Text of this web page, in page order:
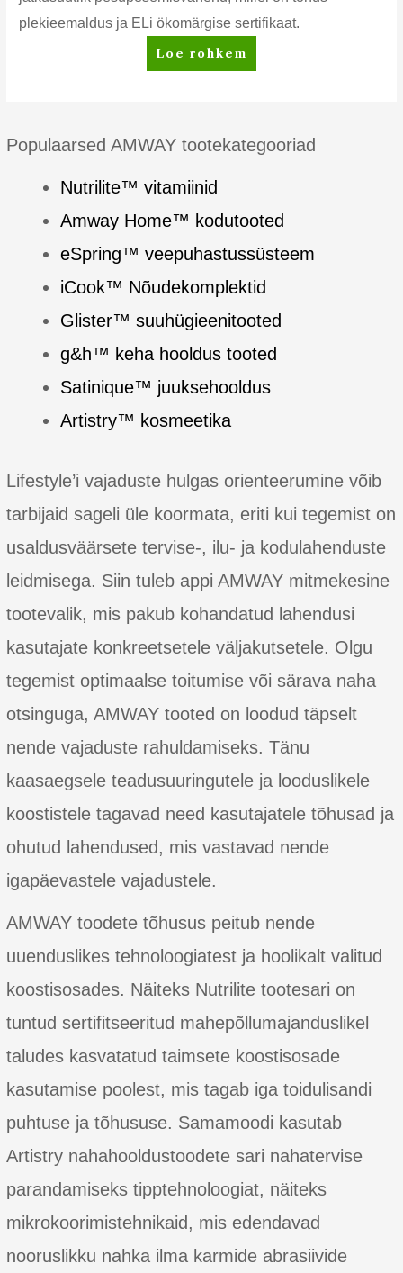
plekieemaldus ja ELi ökomärgise sertifikaat.
SA8™
Esmaklassiline
Loe rohkem
Populaarsed AMWAY tootekategooriad
Nutrilite™ vitamiinid
Amway Home™ kodutooted
eSpring™ veepuhastussüsteem
iCook™ Nõudekomplektid
Glister™ suuhügieenitooted
g&h™ keha hooldus tooted
Satinique™ juuksehooldus
Artistry™ kosmeetika
Lifestyle’i vajaduste hulgas orienteerumine võib
tarbijaid sageli üle koormata, eriti kui tegemist on
usaldusväärsete tervise-, ilu- ja kodulahenduste
leidmisega. Siin tuleb appi AMWAY mitmekesine
tootevalik, mis pakub kohandatud lahendusi
kasutajate konkreetsetele väljakutsetele. Olgu
tegemist optimaalse toitumise või särava naha
otsinguga, AMWAY tooted on loodud täpselt
nende vajaduste rahuldamiseks. Tänu
kaasaegsele teadusuuringutele ja looduslikele
koostistele tagavad need kasutajatele tõhusad ja
ohutud lahendused, mis vastavad nende
igapäevastele vajadustele.
AMWAY toodete tõhusus peitub nende
uuenduslikes tehnoloogiatest ja hoolikalt valitud
koostisosades. Näiteks Nutrilite tootesari on
tuntud sertifitseeritud mahepõllumajanduslikel
taludes kasvatatud taimsete koostisosade
kasutamise poolest, mis tagab iga toidulisandi
puhtuse ja tõhususe. Samamoodi kasutab
Artistry nahahooldustoodete sari nahatervise
parandamiseks tipptehnoloogiat, näiteks
mikrokoorimistehnikaid, mis edendavad
nooruslikku nahka ilma karmide abrasiivide